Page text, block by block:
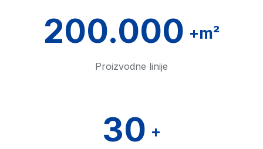
200.000 +m²
Proizvodne linije
30 +